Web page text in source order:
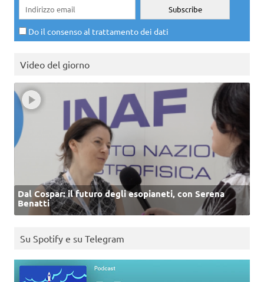
Do il consenso al trattamento dei dati
Video del giorno
Dal Cospar: il futuro degli esopianeti, con Serena
Benatti
Su Spotify e su Telegram